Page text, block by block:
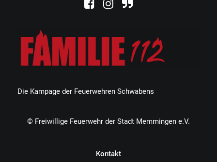
Die Kampage der Feuerwehren Schwabens
© Freiwillige Feuerwehr der Stadt Memmingen e.V.
Kontakt